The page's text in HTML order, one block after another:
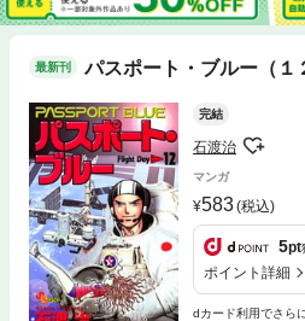
最新刊 パスポート・ブルー（１
完結
石渡治
マンガ
583(税込)
5pt
ポイント詳細
dカード利用でさら